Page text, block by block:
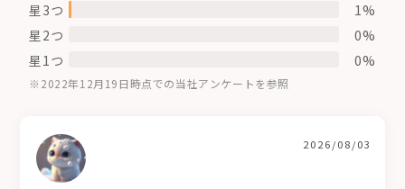
星3つ
1%
星2つ
0%
星1つ
0%
※2022年12月19日時点での当社アンケートを参照
2026/08/03